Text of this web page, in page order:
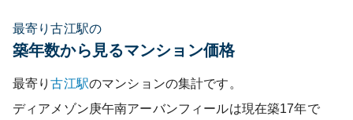
最寄り古江駅の
築年数から見るマンション価格
最寄り古江駅のマンションの集計です。
ディアメゾン庚午南アーバンフィールは現在築17年で